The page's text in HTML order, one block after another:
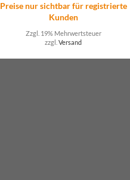
Preise nur sichtbar für registrierte
Kunden
Zzgl. 19% Mehrwertsteuer
zzgl. Versand